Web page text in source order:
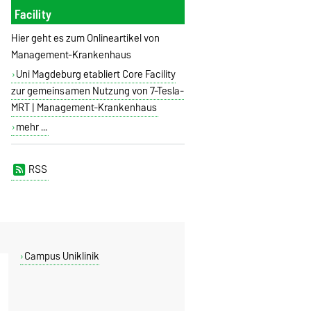
Facility
Hier geht es zum Onlineartikel von
Management-Krankenhaus
Uni Magdeburg etabliert Core Facility
zur gemeinsamen Nutzung von 7-Tesla-
MRT | Management-Krankenhaus
mehr ...
RSS
Campus Uniklinik